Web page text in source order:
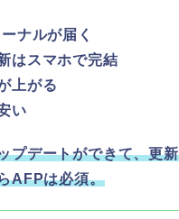
ナルが届く
はスマホで完結
上がる
い
プデートができて、更
AFPは必須。